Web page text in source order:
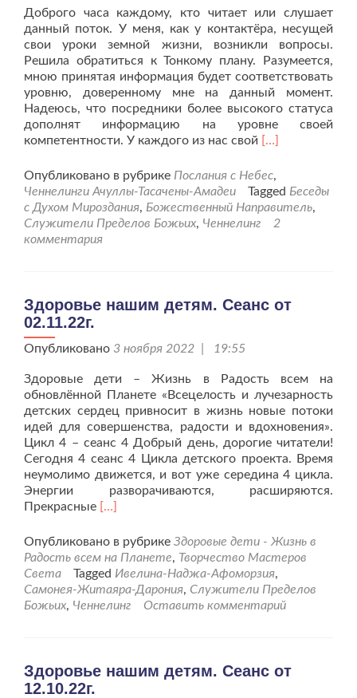
Доброго часа каждому, кто читает или слушает
данный поток. У меня, как у контактёра, несущей
свои уроки земной жизни, возникли вопросы.
Решила обратиться к Тонкому плану. Разумеется,
мною принятая информация будет соответствовать
уровню, доверенному мне на данный момент.
Надеюсь, что посредники более высокого статуса
дополнят информацию на уровне своей
компетентности. У каждого из нас свой Читать
проЧеннелинг
от
21.01.25г.
«О
[…]
Опубликовано в рубрике Послания с Небес,
Ченнелинги Ачуллы-Тасачены-Амадеи
Tagged Беседы
с Духом Мироздания, Божественный Направитель,
Служители Пределов Божьих, Ченнелинг
2
комментария
Здоровье нашим детям. Сеанс от
02.11.22г.
Опубликовано 3 ноября 2022 | 19:55
Здоровые дети – Жизнь в Радость всем на
обновлённой Планете «Всецелость и лучезарность
детских сердец привносит в жизнь новые потоки
идей для совершенства, радости и вдохновения».
Цикл 4 – сеанс 4 Добрый день, дорогие читатели!
Сегодня 4 сеанс 4 Цикла детского проекта. Время
неумолимо движется, и вот уже середина 4 цикла.
Энергии разворачиваются, расширяются.
Прекрасные Читать
проЗдоровье
нашим
детям.
Сеанс
от
[…]
Опубликовано в рубрике Здоровые дети - Жизнь в
Радость всем на Планете, Творчество Мастеров
Света
Tagged Ивелина-Наджа-Афоморзия,
Самонея-Житаяра-Дарония, Служители Пределов
Божьих, Ченнелинг Оставить комментарий
Здоровье нашим детям. Сеанс от
12.10.22г.